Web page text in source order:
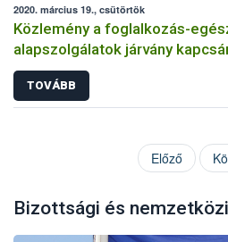
2020. március 19., csütörtök
Közlemény a foglalkozás-
alapszolgálatok járvány
TOVÁBB
Előző